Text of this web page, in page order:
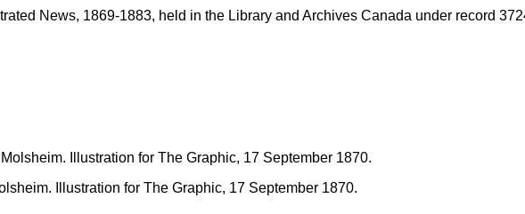
News, 1869-1883, held in the Library and Archives Canada under record
Illustration for The Graphic, 17 September 1870.